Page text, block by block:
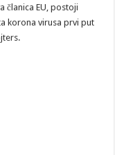
članica EU, postoji
korona virusa prvi put